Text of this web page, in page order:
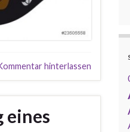
hinterlassen
eines